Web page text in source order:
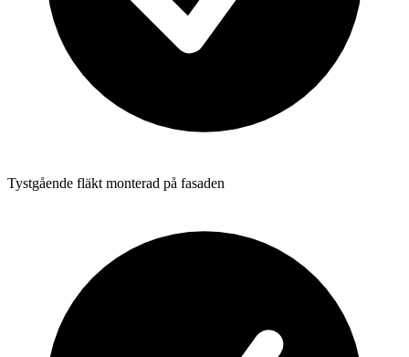
Tystgående fläkt monterad på fasaden